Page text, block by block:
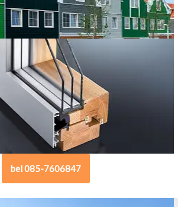
bel 085-7606847